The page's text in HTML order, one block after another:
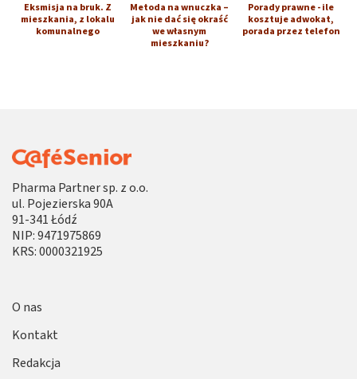
Eksmisja na bruk. Z
mieszkania, z lokalu
komunalnego
Metoda na wnuczka –
jak nie dać się okraść
we własnym
mieszkaniu?
Porady prawne - ile
kosztuje adwokat,
porada przez telefon
Pharma Partner sp. z o.o.
ul. Pojezierska 90A
91-341 Łódź
NIP: 9471975869
KRS: 0000321925
O nas
Kontakt
Redakcja